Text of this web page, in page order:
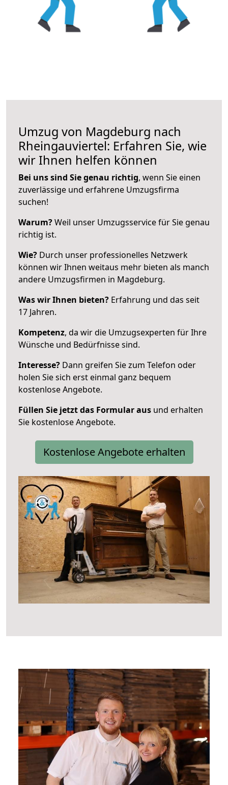
Umzug von Magdeburg nach
Rheingauviertel: Erfahren Sie, wie
wir Ihnen helfen können
Bei uns sind Sie genau richtig, wenn Sie einen
zuverlässige und erfahrene Umzugsfirma
suchen!
Warum?Weil unser Umzugsservice für Sie genau
richtig ist.
Wie? Durch unser professionelles Netzwerk
können wir Ihnen weitaus mehr bieten als manch
andere Umzugsfirmen in Magdeburg.
Was wir Ihnen bieten? Erfahrung und das seit
17 Jahren.
Kompetenz, da wir die Umzugsexperten für Ihre
Wünsche und Bedürfnisse sind.
Interesse? Dann greifen Sie zum Telefon oder
holen Sie sich erst einmal ganz bequem
kostenlose Angebote.
Füllen Sie jetzt das Formular aus und erhalten
Sie kostenlose Angebote.
Kostenlose Angebote erhalten